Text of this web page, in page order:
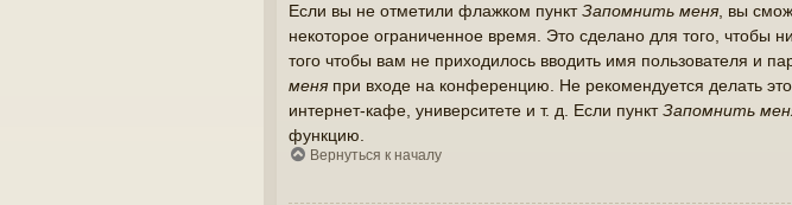
Если вы не отметили флажком пунктЗапомнить меня, вы
некоторое ограниченное время. Это сделано для того, чтобы
того чтобы вам не приходилось вводить имя пользователя и
меня при входе на конференцию. Не рекомендуется делать
интернет-кафе, университете и т. д. Если пунктЗапомнить
функцию.
Вернуться к началу